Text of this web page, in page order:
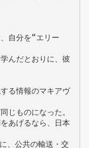
自分を“エリー
んだとおりに、彼
る情報のマキアヴ
じものになった。
あげるなら、日本
、公共の輸送・交